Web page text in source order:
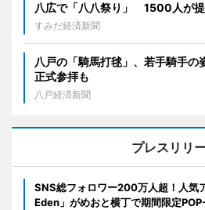
八広で「八八祭り」 1500人が
すみだ経済新聞
八戸の「騎馬打毬」、若手騎手
正式参拝も
八戸経済新聞
プレスリリ
SNS総フォロワー200万人超！人気
Eden」がめおと横丁で期間限定